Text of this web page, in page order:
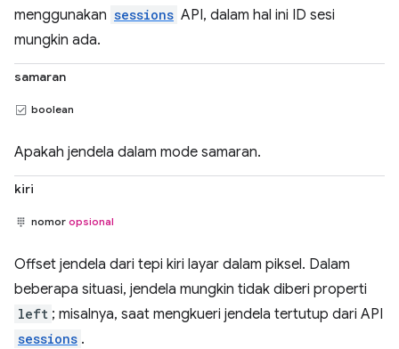
menggunakan sessions API, dalam hal ini ID sesi
mungkin ada.
samaran
boolean
Apakah jendela dalam mode samaran.
kiri
nomor opsional
Offset jendela dari tepi kiri layar dalam piksel. Dalam
beberapa situasi, jendela mungkin tidak diberi properti
left ; misalnya, saat mengkueri jendela tertutup dari API
sessions .